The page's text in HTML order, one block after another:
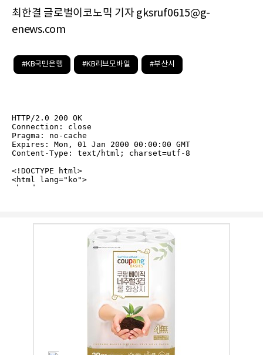
최한결 글로벌이코노믹 기자 gksruf0615@g-
enews.com
#KB국민은행 #KB리브모바일 #부산시